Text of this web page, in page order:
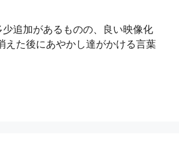
少追加があるものの、良い映像化
えた後にあやかし達がかける言葉